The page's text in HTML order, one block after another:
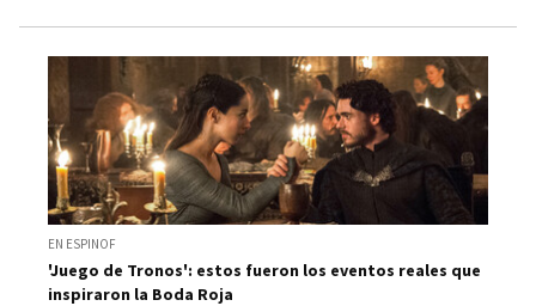
EN ESPINOF
'Juego de Tronos': estos fueron los eventos reales que
inspiraron la Boda Roja